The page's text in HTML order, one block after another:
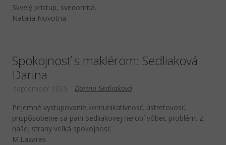
Skvelý prístup, svedomitá.
Natalia Novotna
Spokojnosť s maklérom: Sedliaková
Darina
Darina Sedliaková
september 2025
Príjemné vystupovanie,komunikatívnosť, ústretovosť,
prispôsobenie sa pani Sedliakovej nerobí vôbec problém. Z
našej strany veľká spokojnosť.
M.Lazarek